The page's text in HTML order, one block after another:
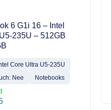
6 G1i 16 – Intel
235U – 512GB
Core Ultra U5-235U
Nee Notebooks